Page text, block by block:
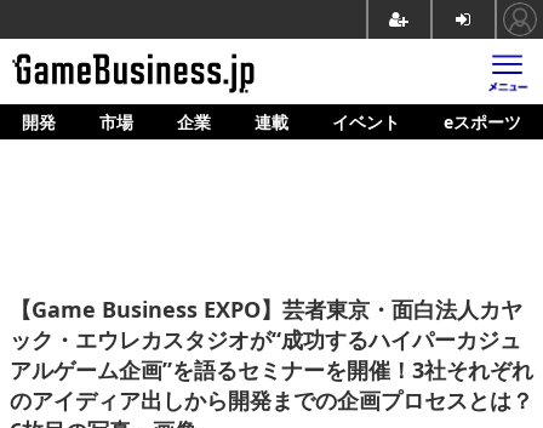
ホーム
企業動向
人材育成
産業政策
開発 市場 企業 連載 イベント eスポーツ
【Game Business EXPO】芸者東京・面白法人カヤ
ック・エウレカスタジオが“成功するハイパーカジュ
アルゲーム企画”を語るセミナーを開催！3社それぞれ
のアイディア出しから開発までの企画プロセスとは？